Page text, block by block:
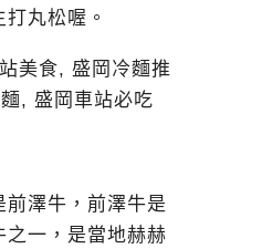
丸松喔。
前澤牛，前澤牛是
之一，是當地赫赫